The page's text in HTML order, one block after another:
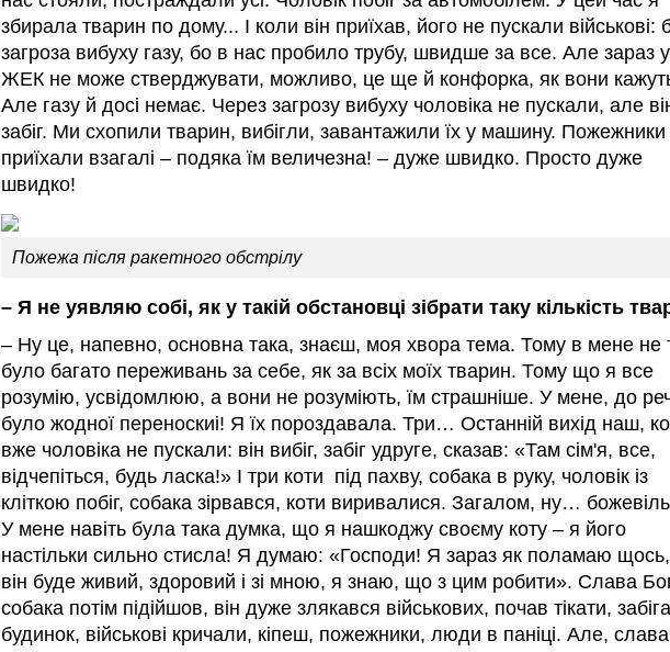
збирала тварин по дому... І коли він приїхав, його не пускали військові:
загроза вибуху газу, бо в нас пробило трубу, швидше за все. Але зараз
ЖЕК не може стверджувати, можливо, це ще й конфорка, як вони
Але газу й досі немає. Через загрозу вибуху чоловіка не пускали, але
забіг. Ми схопили тварин, вибігли, завантажили їх у машину. Пожежники
приїхали взагалі – подяка їм величезна! – дуже швидко. Просто дуже
швидко!
Пожежа після ракетного обстрілу
– Я не уявляю собі, як у такій обстановці зібрати таку кількість
– Ну це, напевно, основна така, знаєш, моя хвора тема. Тому в мене не
було багато переживань за себе, як за всіх моїх тварин. Тому що я все
розумію, усвідомлюю, а вони не розуміють, їм страшніше. У мене, до
було жодної переноскиі! Я їх пороздавала. Три… Останній вихід наш,
вже чоловіка не пускали: він вибіг, забіг удруге, сказав: «Там сім'я, все,
відчепіться, будь ласка!» І три коти під пахву, собака в руку, чоловік із
кліткою побіг, собака зірвався, коти виривалися. Загалом, ну…
У мене навіть була така думка, що я нашкоджу своєму коту – я його
настільки сильно стисла! Я думаю: «Господи! Я зараз як поламаю
він буде живий, здоровий і зі мною, я знаю, що з цим робити». Слава
собака потім підійшов, він дуже злякався військових, почав тікати,
будинок, військові кричали, кіпеш, пожежники, люди в паніці. Але, слава